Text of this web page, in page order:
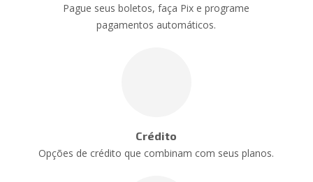
Pague seus boletos, faça Pix e programe
pagamentos automáticos.
Crédito
Opções de crédito que combinam com seus planos.